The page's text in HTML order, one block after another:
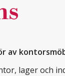
av
lager och